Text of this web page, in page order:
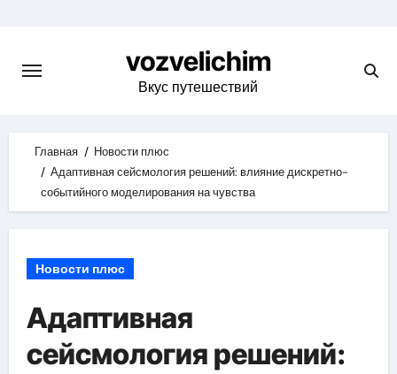
content
vozvelichim
Вкус путешествий
Главная
Новости плюс
Адаптивная сейсмология решений: влияние дискретно-
событийного моделирования на чувства
Новости плюс
Адаптивная
сейсмология решений: